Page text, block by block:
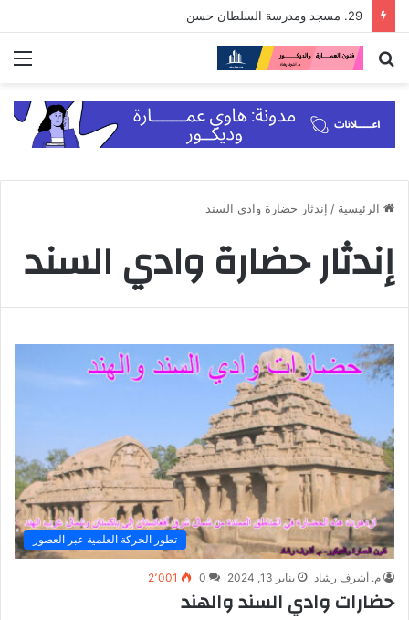
29. مسجد ومدرسة السلطان حسن
بحث
الرئيسية / إندثار حضارة وادي السند
إندثار حضارة وادي السند
تطور الحركة العلمية عبر العصور
م. أشرف رشاد يناير 13, 2024 0 2٬001
حضارات وادي السند والهند